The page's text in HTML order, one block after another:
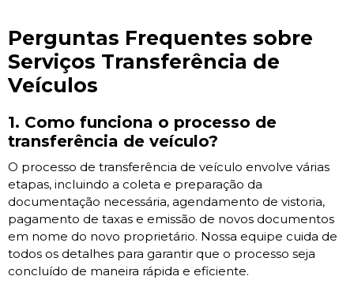
Perguntas Frequentes sobre
Serviços Transferência de
Veículos
1. Como funciona o processo de
transferência de veículo?
O processo de transferência de veículo envolve várias
etapas, incluindo a coleta e preparação da
documentação necessária, agendamento de vistoria,
pagamento de taxas e emissão de novos documentos
em nome do novo proprietário. Nossa equipe cuida de
todos os detalhes para garantir que o processo seja
concluído de maneira rápida e eficiente.